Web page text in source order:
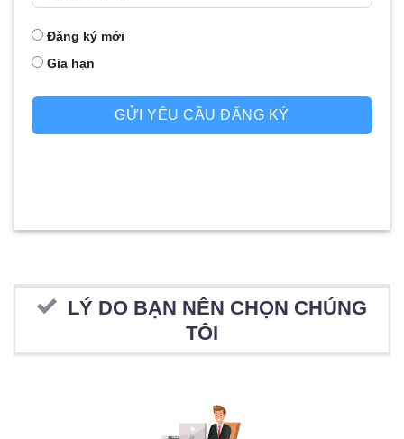
Đăng ký mới
Gia hạn
GỬI YÊU CẦU ĐĂNG KÝ
LÝ DO BẠN NÊN CHỌN CHÚNG
TÔI